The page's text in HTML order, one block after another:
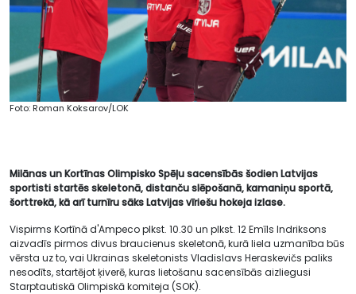
Foto: Roman Koksarov/LOK
Milānas un Kortīnas Olimpisko Spēļu sacensībās šodien Latvijas
sportisti startēs skeletonā, distanču slēpošanā, kamaniņu sportā,
šorttrekā, kā arī turnīru sāks Latvijas vīriešu hokeja izlase.
Vispirms Kortīnā d'Ampeco plkst. 10.30 un plkst. 12 Emīls Indriksons
aizvadīs pirmos divus braucienus skeletonā, kurā liela uzmanība būs
vērsta uz to, vai Ukrainas skeletonists Vladislavs Heraskevičs paliks
nesodīts, startējot ķiverē, kuras lietošanu sacensībās aizliegusi
Starptautiskā Olimpiskā komiteja (SOK).